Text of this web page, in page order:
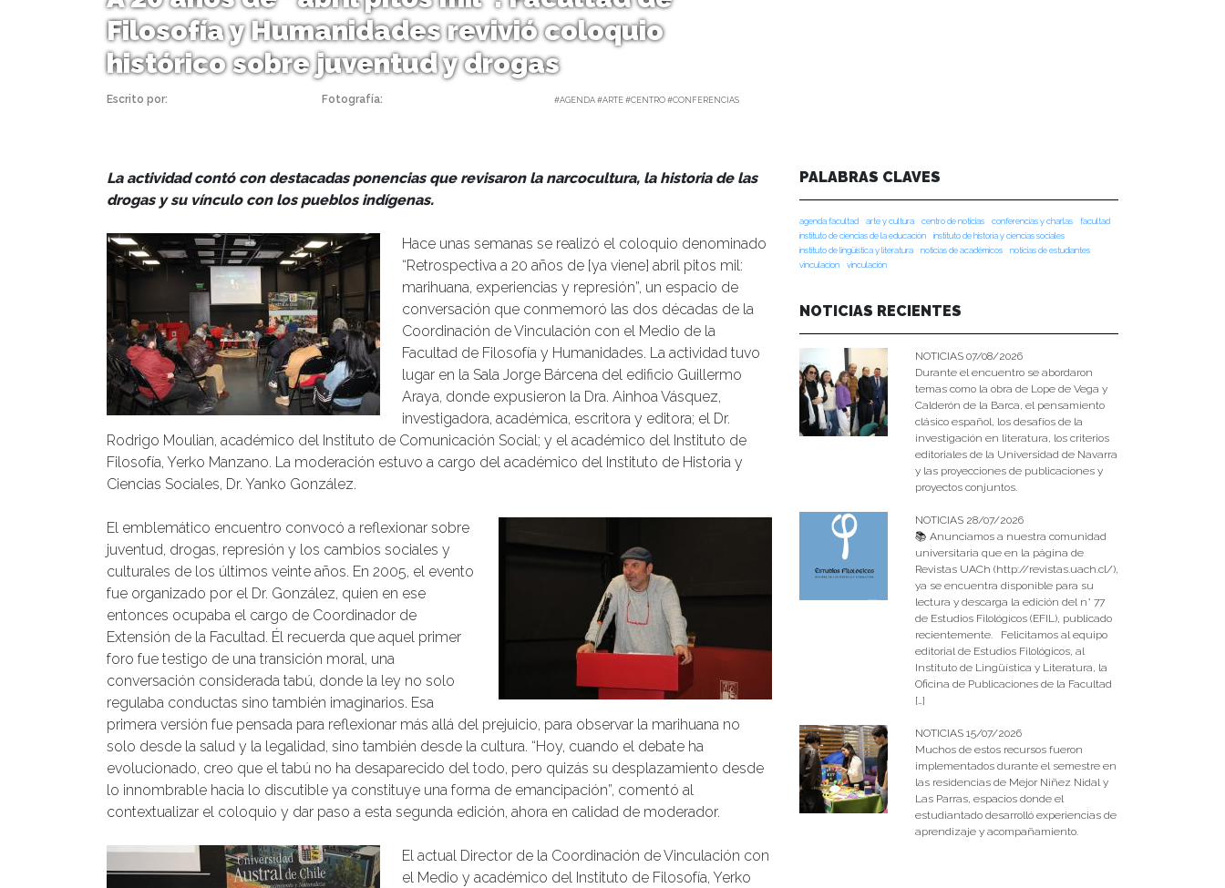
Filosofía y Humanidades revivió coloquio
histórico sobre juventud y drogas
Escrito por: Fotografía: #AGENDA #ARTE #CENTRO #CONFERENCIAS
La actividad contó con destacadas ponencias que revisaron la narcocultura, la historia de las
drogas y su vínculo con los pueblos indígenas.
Hace unas semanas se realizó el coloquio denominado
“Retrospectiva a 20 años de [ya viene] abril pitos mil:
marihuana, experiencias y represión”, un espacio de
conversación que conmemoró las dos décadas de la
Coordinación de Vinculación con el Medio de la
Facultad de Filosofía y Humanidades. La actividad tuvo
lugar en la Sala Jorge Bárcena del edificio Guillermo
Araya, donde expusieron la Dra. Ainhoa Vásquez,
investigadora, académica, escritora y editora; el Dr.
Rodrigo Moulian, académico del Instituto de Comunicación Social; y el académico del Instituto de
Filosofía, Yerko Manzano. La moderación estuvo a cargo del académico del Instituto de Historia y
Ciencias Sociales, Dr. Yanko González.
El emblemático encuentro convocó a reflexionar sobre
juventud, drogas, represión y los cambios sociales y
culturales de los últimos veinte años. En 2005, el evento
fue organizado por el Dr. González, quien en ese
entonces ocupaba el cargo de Coordinador de
Extensión de la Facultad. Él recuerda que aquel primer
foro fue testigo de una transición moral, una
conversación considerada tabú, donde la ley no solo
regulaba conductas sino también imaginarios. Esa
primera versión fue pensada para reflexionar más allá del prejuicio, para observar la marihuana no
solo desde la salud y la legalidad, sino también desde la cultura. “Hoy, cuando el debate ha
evolucionado, creo que el tabú no ha desaparecido del todo, pero quizás su desplazamiento desde
lo innombrable hacia lo discutible ya constituye una forma de emancipación”, comentó al
contextualizar el coloquio y dar paso a esta segunda edición, ahora en calidad de moderador.
El actual Director de la Coordinación de Vinculación con
el Medio y académico del Instituto de Filosofía, Yerko
PALABRAS CLAVES
agenda facultad arte y cultura centro de noticias conferencias y charlas
facultad
instituto de ciencias de la educación
instituto de historia y ciencias sociales
instituto de lingüística y literatura
noticias de académicos
noticias de estudiantes
vinculacion
vinculación
NOTICIAS RECIENTES
NOTICIAS 07/08/2026
Durante el encuentro se abordaron
temas como la obra de Lope de Vega y
Calderón de la Barca, el pensamiento
clásico español, los desafíos de la
investigación en literatura, los criterios
editoriales de la Universidad de Navarra
y las proyecciones de publicaciones y
proyectos conjuntos.
NOTICIAS 28/07/2026
📚 Anunciamos a nuestra comunidad
universitaria que en la página de
Revistas UACh (http://revistas.uach.cl/),
ya se encuentra disponible para su
lectura y descarga la edición del n° 77
de Estudios Filológicos (EFIL), publicado
recientemente. Felicitamos al equipo
editorial de Estudios Filológicos, al
Instituto de Lingüística y Literatura, la
Oficina de Publicaciones de la Facultad
[…]
NOTICIAS 15/07/2026
Muchos de estos recursos fueron
implementados durante el semestre en
las residencias de Mejor Niñez Nidal y
Las Parras, espacios donde el
estudiantado desarrolló experiencias de
aprendizaje y acompañamiento.